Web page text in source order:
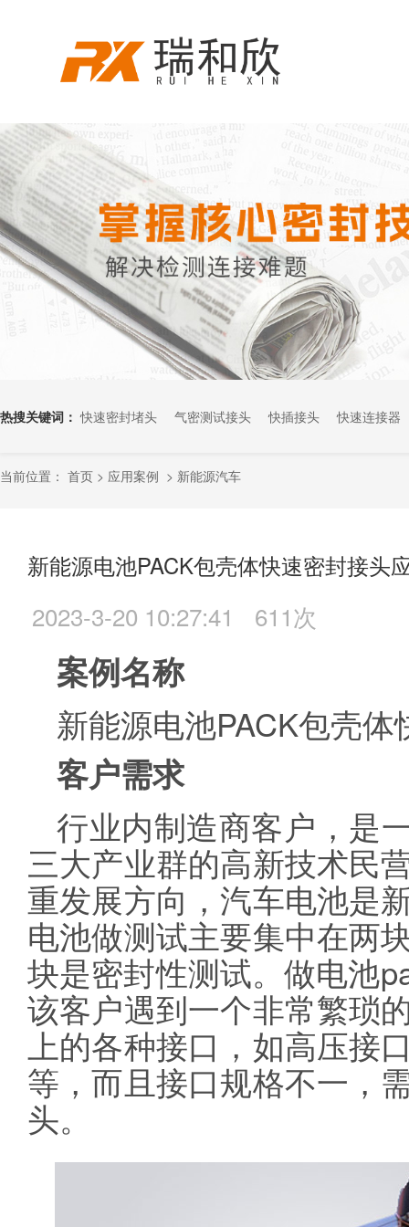
热搜关键词： 快速密封堵头 气密测试接头 快插接头 快速连接器
当前位置： 首页 > 应用案例 > 新能源汽车
新能源电池PACK包壳体快速密封接头
2023-3-20 10:27:41 611次
案例名称
新能源电池PACK包壳
客户需求
行业内制造商客户，是
三大产业群的高新技术民
重发展方向，汽车电池是
电池做测试主要集中在两
块是密封性测试。做电池
该客户遇到一个非常繁琐
上的各种接口，如高压接
等，而且接口规格不一，
头。